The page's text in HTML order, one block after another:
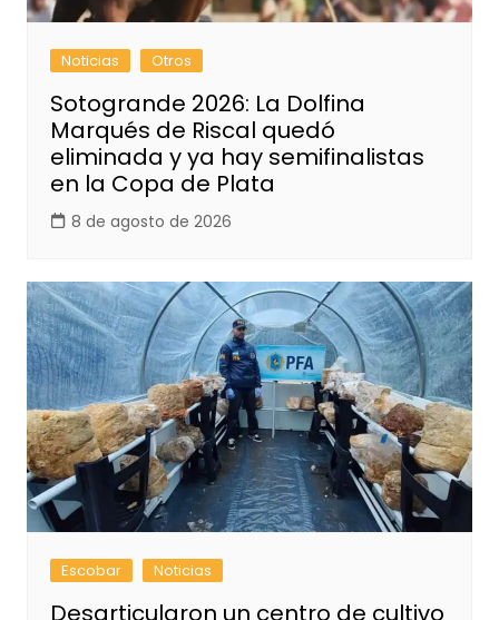
Noticias Otros
Sotogrande 2026: La Dolfina
Marqués de Riscal quedó
eliminada y ya hay semifinalistas
en la Copa de Plata
8 de agosto de 2026
Escobar Noticias
Desarticularon un centro de cultivo